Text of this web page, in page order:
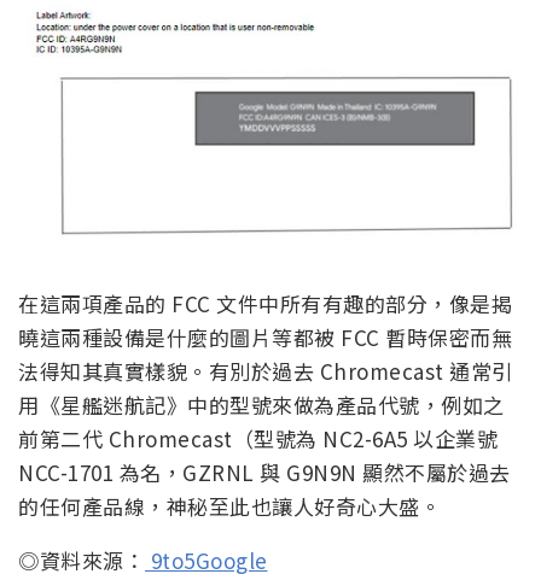
在這兩項產品的 FCC 文件中所有有趣的部分，像是揭
曉這兩種設備是什麼的圖片等都被 FCC 暫時保密而無
法得知其真實樣貌。有別於過去 Chromecast 通常引
用《星艦迷航記》中的型號來做為產品代號，例如之
前第二代 Chromecast（型號為 NC2-6A5 以企業號
NCC-1701 為名，GZRNL 與 G9N9N 顯然不屬於過去
的任何產品線，神秘至此也讓人好奇心大盛。
◎資料來源： 9to5Google